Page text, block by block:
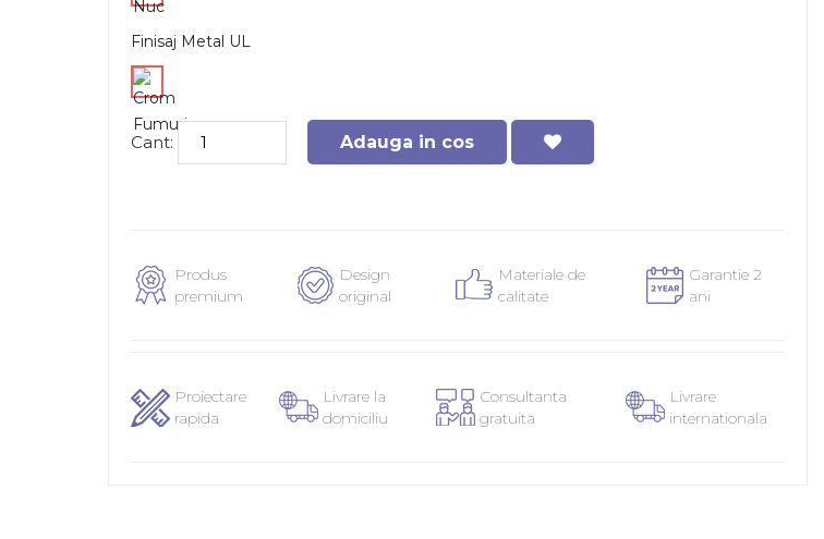
Finisaj Metal UL
Cant: Adauga in cos
Produs
premium
Design
original
Materiale de
calitate
Garantie 2
ani
Proiectare
rapida
Livrare la
domiciliu
Consultanta
gratuita
Livrare
internationala